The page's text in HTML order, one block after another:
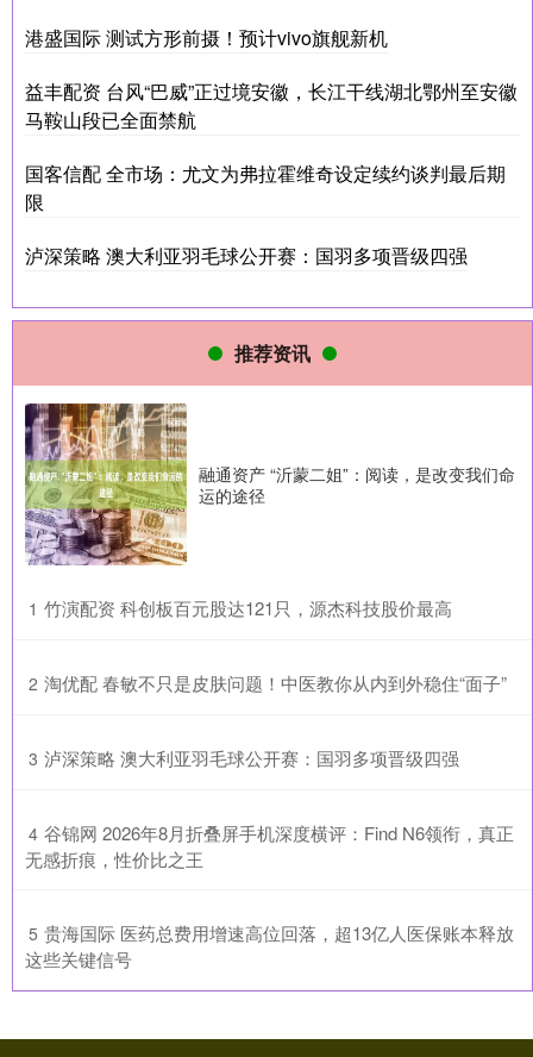
港盛国际 测试‌方形前摄！预计vivo旗舰新机
益丰配资 台风“巴威”正过境安徽，长江干线湖北鄂州至安徽
马鞍山段已全面禁航
国客信配 全市场：尤文为弗拉霍维奇设定续约谈判最后期
限
泸深策略 澳大利亚羽毛球公开赛：国羽多项晋级四强
推荐资讯
融通资产 “沂蒙二姐”：阅读，是改变我们命
运的途径
1 ​竹演配资 科创板百元股达121只，源杰科技股价最高
2 ​淘优配 春敏不只是皮肤问题！中医教你从内到外稳住“面子”
3 ​泸深策略 澳大利亚羽毛球公开赛：国羽多项晋级四强
4 ​谷锦网 2026年8月折叠屏手机深度横评：Find N6领衔，真正
无感折痕，性价比之王
5 ​贵海国际 医药总费用增速高位回落，超13亿人医保账本释放
这些关键信号